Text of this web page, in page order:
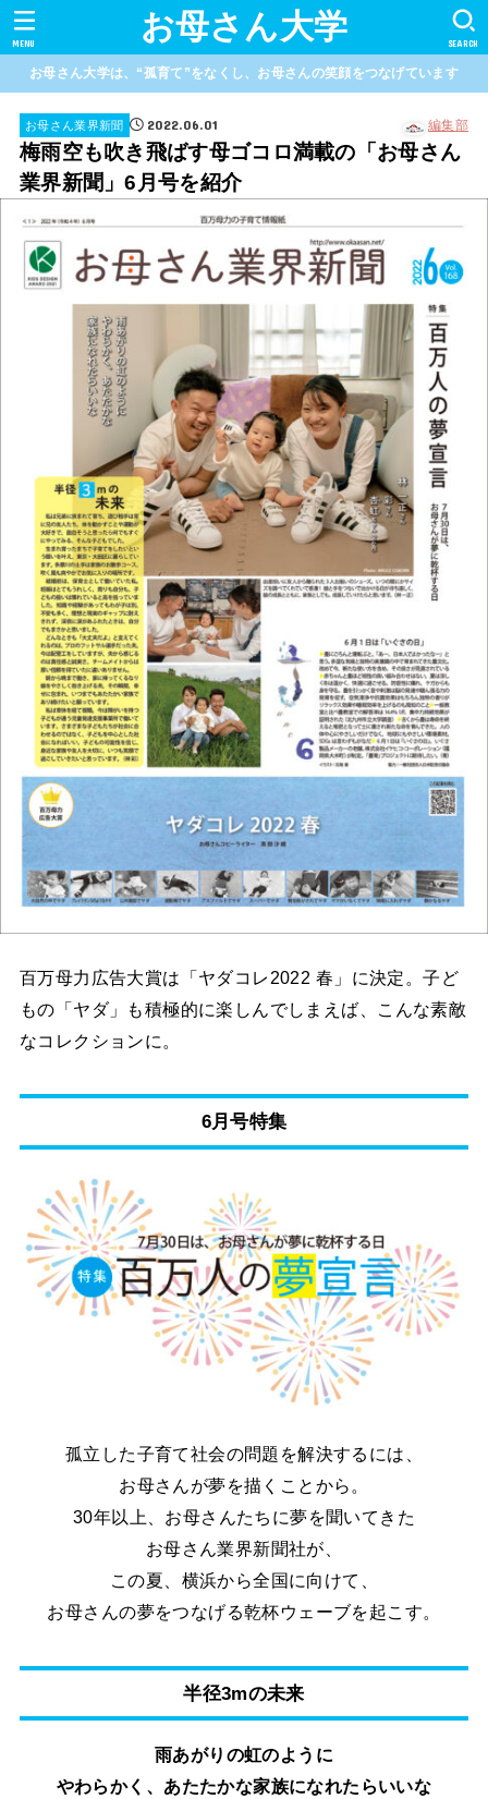
お母さん大学 SEARCH
MENU
お母さん大学は、“孤育て”をなくし、お母さんの笑顔をつなげています
お母さん業界新聞 2022.06.01 編集部
梅雨空も吹き飛ばす母ゴコロ満載の「お母さん
業界新聞」6月号を紹介
百万母力広告大賞は「ヤダコレ2022 春」に決定。子ど
もの「ヤダ」も積極的に楽しんでしまえば、こんな素敵
なコレクションに。
6月号特集
孤立した子育て社会の問題を解決するには、
お母さんが夢を描くことから。
30年以上、お母さんたちに夢を聞いてきた
お母さん業界新聞社が、
この夏、横浜から全国に向けて、
お母さんの夢をつなげる乾杯ウェーブを起こす。
半径3mの未来
雨あがりの虹のように
やわらかく、あたたかな家族になれたらいいな